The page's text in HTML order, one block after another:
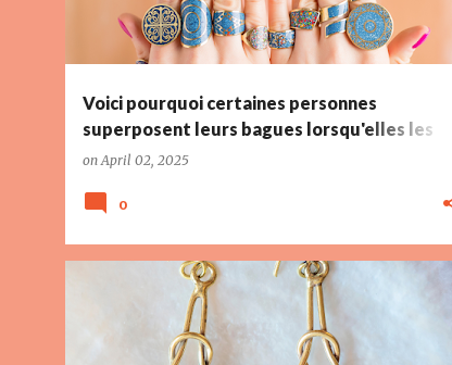
Voici pourquoi certaines personnes
superposent leurs bagues lorsqu'elles les
portent
onApril 02, 2025
0